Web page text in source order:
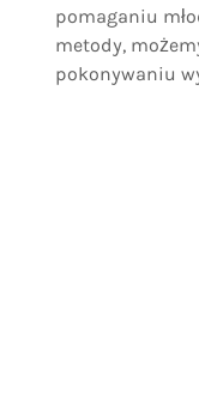
pomaganiu
metody,
pokonywaniu